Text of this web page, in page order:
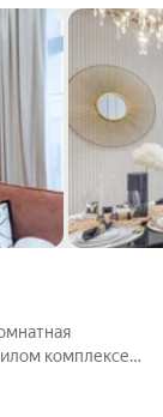
комплексе
уже
жизни.